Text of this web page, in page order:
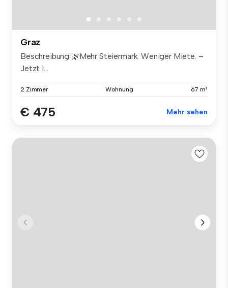
Graz
Beschreibung 🌿Mehr Steiermark. Weniger Miete. –
Jetzt I...
2 Zimmer Wohnung 67 m²
€ 475 Mehr sehen